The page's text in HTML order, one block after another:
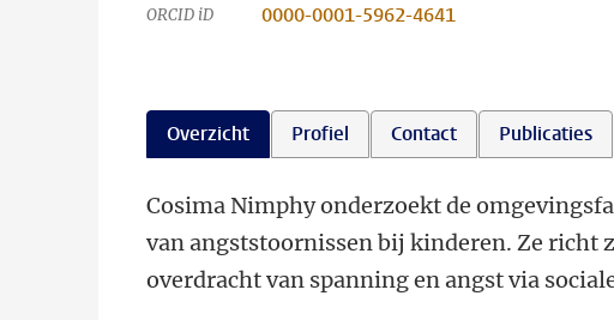
ORCID iD 0000-0001-5962-4641
Overzicht Profiel Contact Publicaties
Cosima Nimphy onderzoekt de
van angststoornissen bij kinderen. Ze richt
overdracht van spanning en angst via